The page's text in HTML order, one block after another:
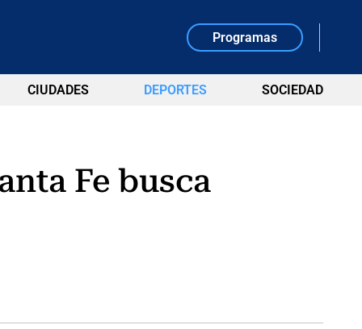
Programas
CIUDADES DEPORTES SOCIEDAD
Fe busca